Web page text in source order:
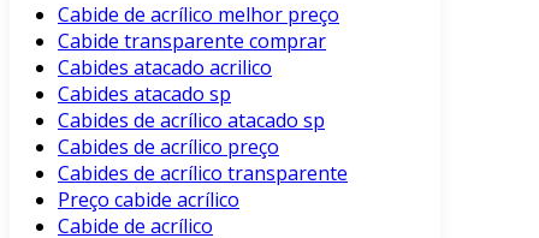
Cabide de acrílico melhor preço
Cabide transparente comprar
Cabides atacado acrilico
Cabides atacado sp
Cabides de acrílico atacado sp
Cabides de acrílico preço
Cabides de acrílico transparente
Preço cabide acrílico
Cabide de acrílico